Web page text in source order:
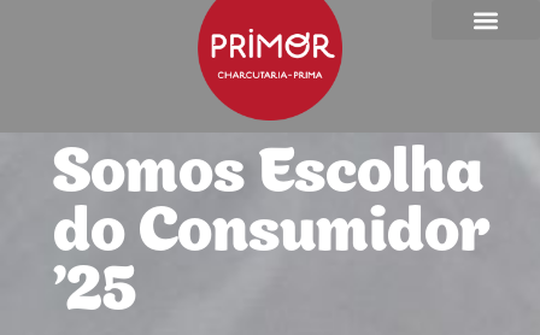
Somos Escolha
do Consumidor
'25